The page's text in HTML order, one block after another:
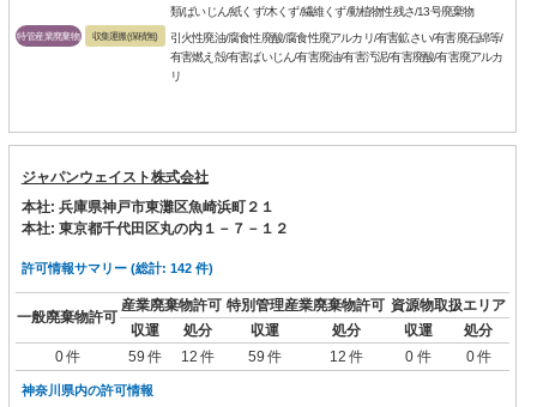
類/ばいじん/紙くず/木くず/繊維くず/動植物性残さ/13号廃棄物
特管産業廃棄物 収集運搬(保積無)
引火性廃油/腐食性廃酸/腐食性廃アルカリ/有害鉱さい/有害廃石綿等/
有害燃え殻/有害ばいじん/有害廃油/有害汚泥/有害廃酸/有害廃アルカ
リ
ジャパンウェイスト株式会社
本社: 兵庫県神戸市東灘区魚崎浜町２１
本社: 東京都千代田区丸の内１－７－１２
許可情報サマリー (総計: 142 件)
一般廃棄物許可
産業廃棄物許可 特別管理産業廃棄物許可 資源物取扱エリア
収運
処分 収運 処分 収運
処分
0 件
59 件 12 件 59 件 12 件 0 件 0 件
神奈川県内の許可情報